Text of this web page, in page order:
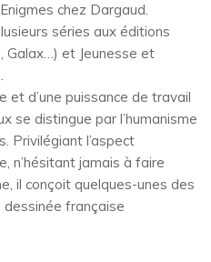
chez Dargaud.
séries aux éditions
Galax…) et Jeunesse et
et d’une puissance de travail
se distingue par l’humanisme
Privilégiant l’aspect
n’hésitant jamais à faire
il conçoit quelques-unes des
française